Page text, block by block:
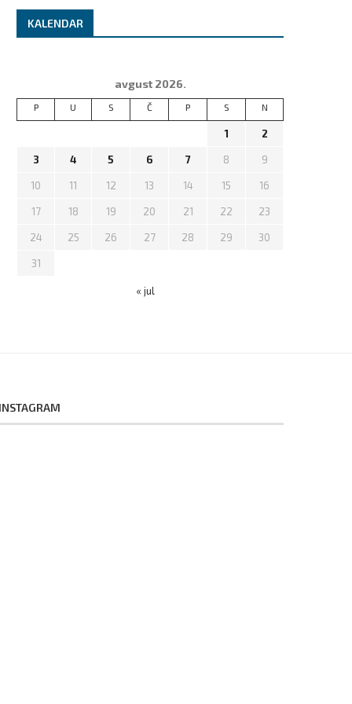
KALENDAR
avgust 2026.
P U S Č P S N
1 2
3 4 5 6 7 8 9
10 11 12 13 14 15 16
17 18 19 20 21 22 23
24 25 26 27 28 29 30
31
« jul
INSTAGRAM